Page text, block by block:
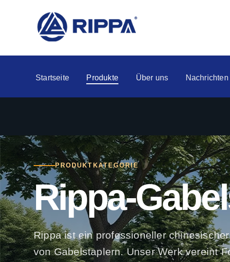
Startseite Produkte Über uns Nachrichten
PRODUKTKATEGORIE
Rippa-
Rippa ist ein professioneller
von Gabelstaplern. Unser Werk vereint